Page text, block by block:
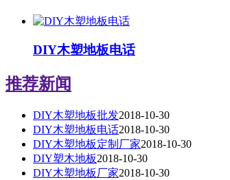
DIY木塑地板电话
推荐新闻
DIY木塑地板批发2018-10-30
DIY木塑地板电话2018-10-30
DIY木塑地板定制厂家2018-10-30
DIY塑木地板2018-10-30
DIY木塑地板厂家2018-10-30